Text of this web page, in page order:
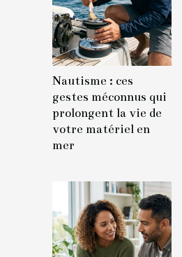
Nautisme : ces
gestes méconnus qui
prolongent la vie de
votre matériel en
mer